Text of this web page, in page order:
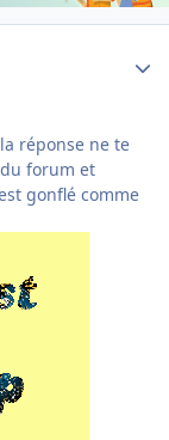
réponse ne te
forum et
gonflé comme